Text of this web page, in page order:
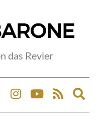
das Revier